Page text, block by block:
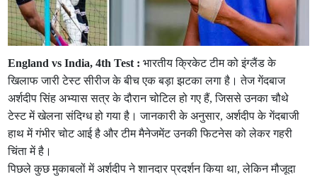
England vs India, 4th Test :भारतीय क्रिकेट टीम को इंग्लैंड के
खिलाफ जारी टेस्ट सीरीज के बीच एक बड़ा झटका लगा है। तेज गेंदबाज
अर्शदीप सिंह अभ्यास सत्र के दौरान चोटिल हो गए हैं, जिससे उनका चौथे
टेस्ट में खेलना संदिग्ध हो गया है। जानकारी के अनुसार, अर्शदीप के गेंदबाजी
हाथ में गंभीर चोट आई है और टीम मैनेजमेंट उनकी फिटनेस को लेकर गहरी
चिंता में है।
पिछले कुछ मुकाबलों में अर्शदीप ने शानदार प्रदर्शन किया था, लेकिन मौजूदा